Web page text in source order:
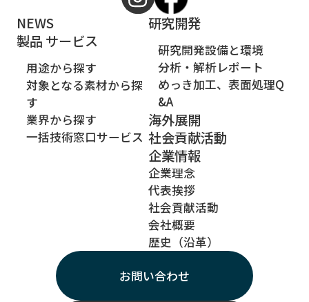
NEWS
製品 サービス
用途から探す
対象となる素材から探
す
業界から探す
一括技術窓口サービス
研究開発
研究開発設備と環境
分析・解析レポート
めっき加工、表面処理Q
&A
海外展開
社会貢献活動
企業情報
企業理念
代表挨拶
社会貢献活動
会社概要
歴史（沿革）
お問い合わせ